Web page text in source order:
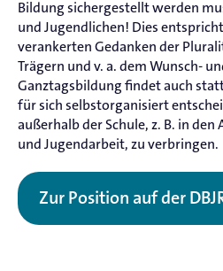
Bildung sichergestellt werden
und Jugendlichen! Dies
verankerten Gedanken der
Trägern und v. a. dem Wunsch-
Ganztagsbildung findet auch
für sich selbstorganisiert
außerhalb der Schule, z. B. in
und Jugendarbeit, zu verbringen.
Zur Position auf der